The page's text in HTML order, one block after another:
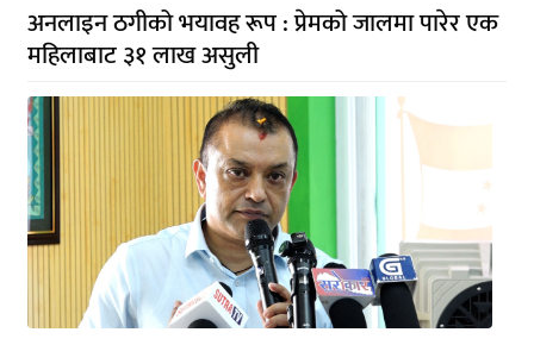
अनलाइन ठगीको भयावह रूप : प्रेमको जालमा पारेर एक
महिलाबाट ३१ लाख असुली